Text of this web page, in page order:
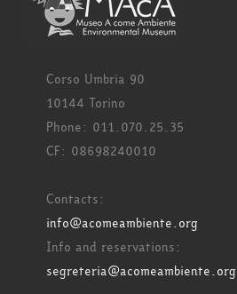
Corso Umbria 90
10144 Torino
Phone: 011.070.25.35
CF: 08698240010
Contacts:
info@acomeambiente.org
Info and reservations:
segreteria@acomeambiente.org